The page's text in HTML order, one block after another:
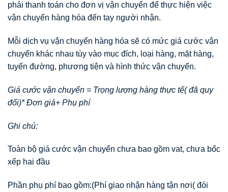
phải thanh toán cho đơn vị vận chuyển để thực hiện việc
vận chuyển hàng hóa đến tay người nhận.
Mỗi dịch vụ vận chuyển hàng hóa sẽ có mức giá cước vận
chuyển khác nhau tùy vào mục đích, loại hàng, mặt hàng,
tuyến đường, phương tiện và hình thức vận chuyển.
Giá cước vận chuyển = Trọng lượng hàng thực tế( đã quy
đổi)* Đơn giá+ Phụ phí
Ghi chú:
Toàn bộ giá cước vận chuyển chưa bao gồm vat, chưa bốc
xếp hai đầu
Phần phụ phí bao gồm:(Phí giao nhận hàng tận nơi( đói